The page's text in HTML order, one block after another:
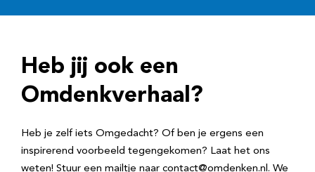
r
e
Heb jij ook een
Omdenkverhaal?
Heb je zelf iets Omgedacht? Of ben je ergens een
inspirerend voorbeeld tegengekomen? Laat het ons
weten! Stuur een mailtje naar contact@omdenken.nl. We